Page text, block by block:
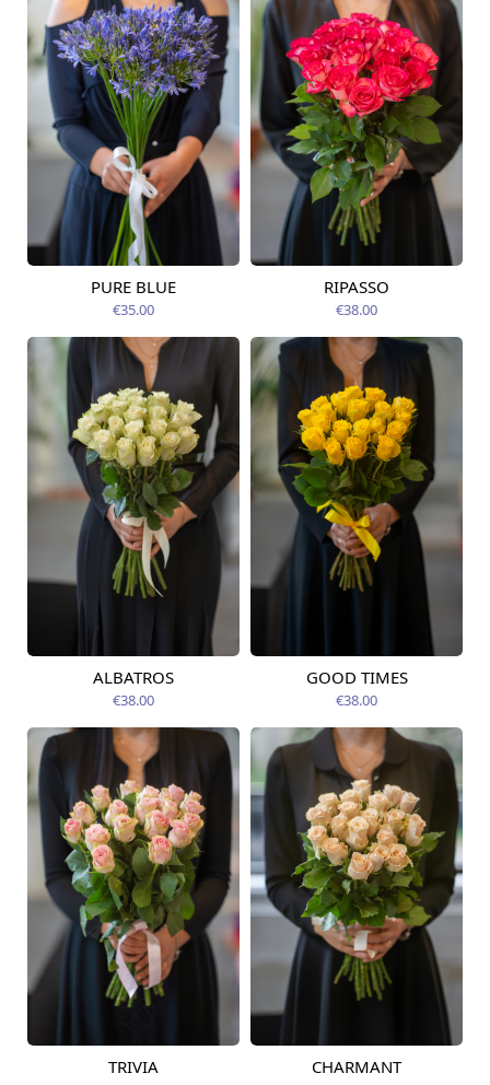
Pieejams šodien
PURE BLUE
€35.00
Pieejams šodien
RIPASSO
€38.00
Pieejams šodien
ALBATROS
€38.00
Pieejams šodien
GOOD TIMES
€38.00
Pieejams šodien
TRIVIA Pieejams šodien
CHARMANT